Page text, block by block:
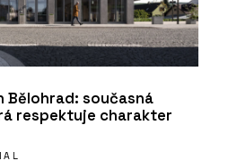
Bělohrad: současná
respektuje charakter